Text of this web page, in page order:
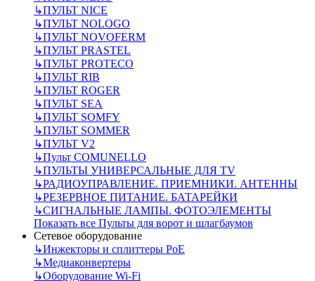
↳ПУЛЬТ NICE
↳ПУЛЬТ NOLOGO
↳ПУЛЬТ NOVOFERM
↳ПУЛЬТ PRASTEL
↳ПУЛЬТ PROTECO
↳ПУЛЬТ RIB
↳ПУЛЬТ ROGER
↳ПУЛЬТ SEA
↳ПУЛЬТ SOMFY
↳ПУЛЬТ SOMMER
↳ПУЛЬТ V2
↳Пульт СOMUNELLO
↳ПУЛЬТЫ УНИВЕРСАЛЬНЫЕ ДЛЯ TV
↳РАДИОУПРАВЛЕНИЕ. ПРИЕМНИКИ. АНТЕННЫ
↳РЕЗЕРВНОЕ ПИТАНИЕ. БАТАРЕЙКИ
↳СИГНАЛЬНЫЕ ЛАМПЫ. ФОТОЭЛЕМЕНТЫ
Показать все Пульты для ворот и шлагбаумов
Сетевое оборудование
↳Инжекторы и сплиттеры РоЕ
↳Медиаконвертеры
↳Оборудование Wi-Fi